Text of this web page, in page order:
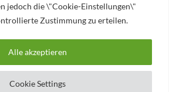
jedoch die \"Cookie-Einstellungen\"
Zustimmung zu erteilen.
Cookie Settings
Alle akzeptieren
E.V.